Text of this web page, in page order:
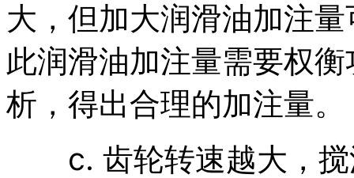
大，但加大润滑油加注
此润滑油加注量需要权
析，得出合理的加注量。
c. 齿轮转速越大，搅